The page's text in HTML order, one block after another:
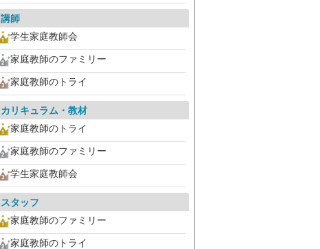
講師
学生家庭教師会
家庭教師のファミリー
家庭教師のトライ
カリキュラム・教材
家庭教師のトライ
家庭教師のファミリー
学生家庭教師会
スタッフ
家庭教師のファミリー
家庭教師のトライ